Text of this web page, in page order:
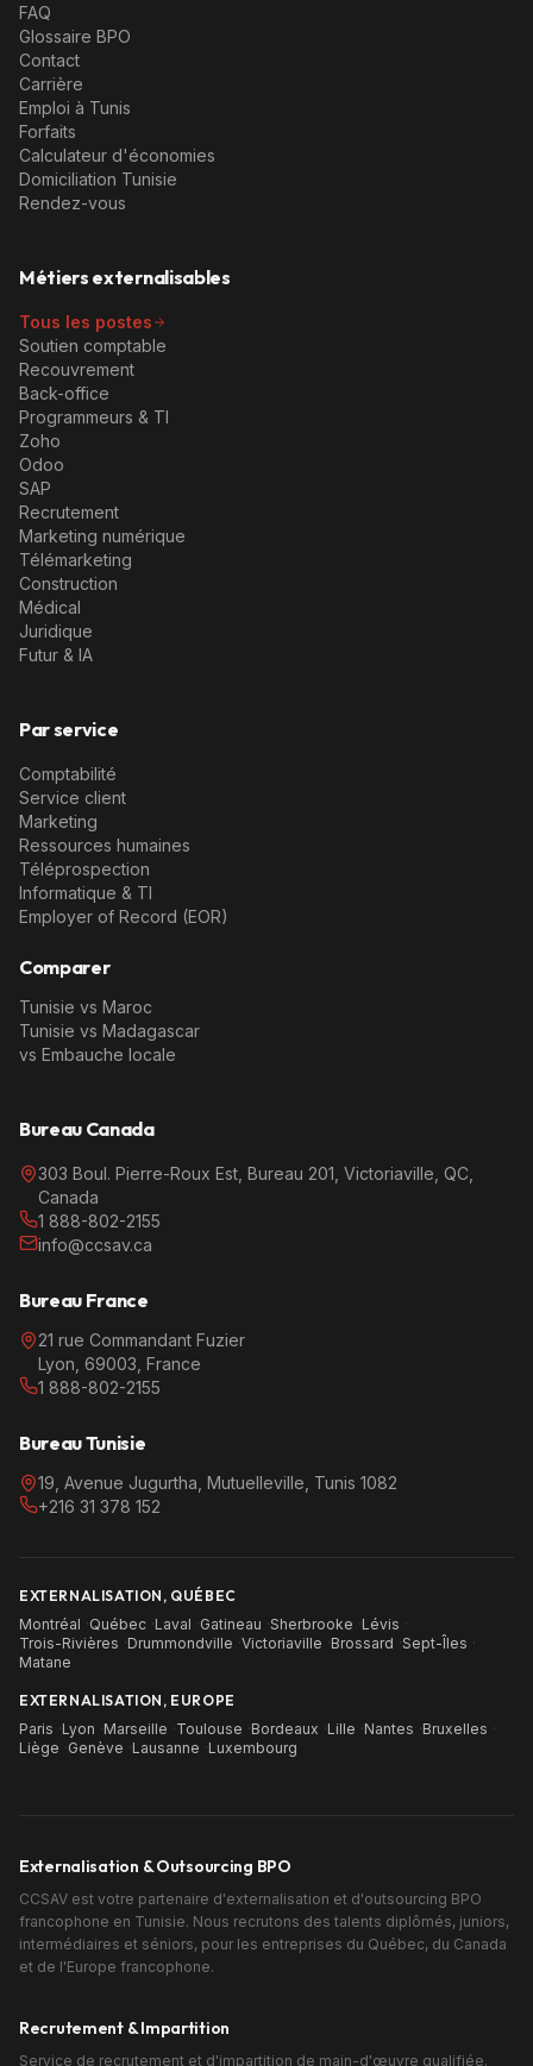
FAQ
Glossaire BPO
Contact
Carrière
Emploi à Tunis
Forfaits
Calculateur d'économies
Domiciliation Tunisie
Rendez-vous
Métiers externalisables
Tous les postes
Soutien comptable
Recouvrement
Back-office
Programmeurs & TI
Zoho
Odoo
SAP
Recrutement
Marketing numérique
Télémarketing
Construction
Médical
Juridique
Futur & IA
Par service
Comptabilité
Service client
Marketing
Ressources humaines
Téléprospection
Informatique & TI
Employer of Record (EOR)
Comparer
Tunisie vs Maroc
Tunisie vs Madagascar
vs Embauche locale
Bureau Canada
303 Boul. Pierre-Roux Est, Bureau 201, Victoriaville, QC,
Canada
1 888-802-2155
info@ccsav.ca
Bureau France
21 rue Commandant Fuzier
Lyon, 69003, France
1 888-802-2155
Bureau Tunisie
19, Avenue Jugurtha, Mutuelleville, Tunis 1082
+216 31 378 152
EXTERNALISATION, QUÉBEC
Montréal ·Québec ·Laval ·Gatineau ·Sherbrooke ·Lévis ·
Trois-Rivières ·Drummondville ·Victoriaville ·Brossard ·Sept-Îles ·
Matane
EXTERNALISATION, EUROPE
Paris ·Lyon ·Marseille ·Toulouse ·Bordeaux ·Lille ·Nantes ·Bruxelles ·
Liège ·Genève ·Lausanne ·Luxembourg
Externalisation & Outsourcing BPO
CCSAV est votre partenaire d'externalisation et d'outsourcing BPO
francophone en Tunisie. Nous recrutons des talents diplômés, juniors,
intermédiaires et séniors, pour les entreprises du Québec, du Canada
et de l'Europe francophone.
Recrutement & Impartition
Service de recrutement et d'impartition de main-d'œuvre qualifiée.